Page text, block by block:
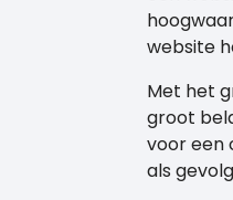
website
Met het
groot
voor een
als